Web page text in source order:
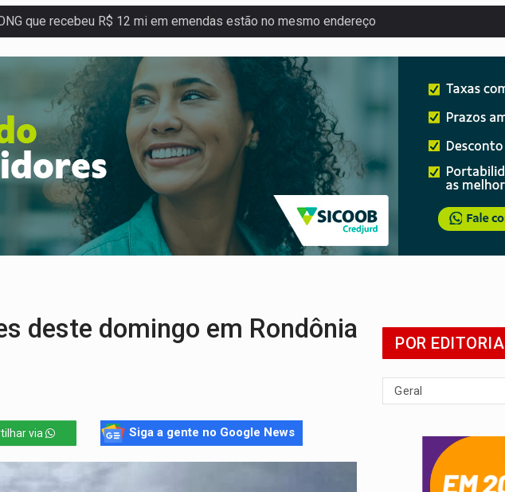
manda tirar vídeo com suposta deepfake do ar em RO
pres. da ABAV-RO, alerta sobre golpes na compra de passagens
de superação de Carlinhos Barbershop
do Banco do Brasil por financiar atividade pecuária em TI
pública sobre modernização da BR-364
na Policlínica Oswaldo Cruz
feridos próximo ao Skate Parque
precisa de ajuda em PVH
deste domingo em Rondônia
via Siga a gente no Google News
POR EDITORIA